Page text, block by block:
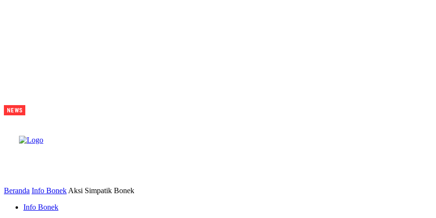
NEWS
Bonek
Bonita
Beranda Info Bonek Aksi Simpatik Bonek
Info Bonek